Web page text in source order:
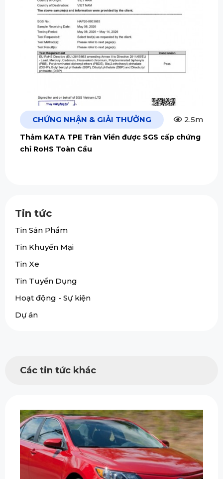
CHỨNG NHẬN & GIẢI THƯỞNG 2.5m
Thảm KATA TPE Tràn Viền được SGS cấp chứng
chỉ RoHS Toàn Cầu
Tin tức
Tin Sản Phẩm
Tin Khuyến Mại
Tin Xe
Tin Tuyển Dụng
Hoạt động - Sự kiện
Dự án
Các tin tức khác